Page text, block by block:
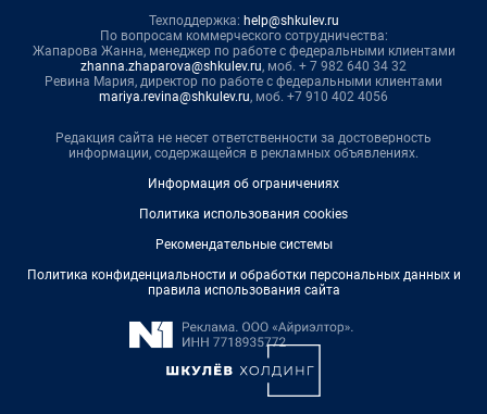
Техподдержка: help@shkulev.ru
По вопросам коммерческого сотрудничества:
Жапарова Жанна, менеджер по работе с федеральными клиентами
zhanna.zhaparova@shkulev.ru, моб. + 7 982 640 34 32
Ревина Мария, директор по работе с федеральными клиентами
mariya.revina@shkulev.ru, моб. +7 910 402 4056
Редакция сайта не несет ответственности за достоверность
информации, содержащейся в рекламных объявлениях.
Информация об ограничениях
Политика использования cookies
Рекомендательные системы
Политика конфиденциальности и обработки персональных данных и
правила использования сайта